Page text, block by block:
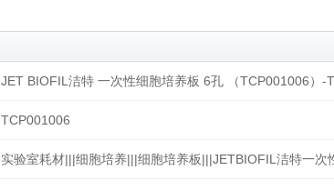
JET BIOFIL洁特 一次性细胞培养板 6孔 （TCP001006）-
TCP001006
实验室耗材|||细胞培养|||细胞培养板|||JETBIOFIL洁特一次